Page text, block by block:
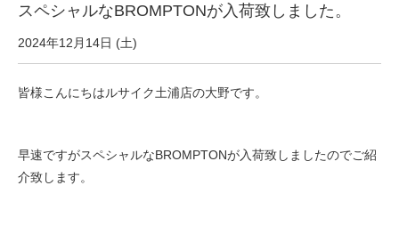
Norwayシリーズ
eVita
コンテンツ
スペシャルなBROMPTONが入荷致しました。
2024年12月14日 (土)
皆様こんにちはルサイク土浦店の大野です。
早速ですがスペシャルなBROMPTONが入荷致しましたのでご紹
介致します。